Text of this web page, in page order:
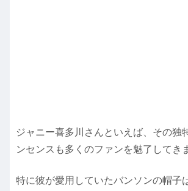
ジャニー喜多川さんといえば、その独
ンセンスも多くのファンを魅了してき
特に彼が愛用していたバンソンの帽子